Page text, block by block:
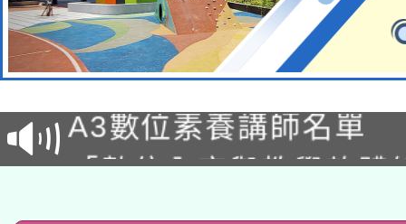
招)
本館辦理115年度閱讀
暨閱讀推動專業研習
科技賦能─人工智慧
礎課程
A3數位素養講師名單
「數位內容與教學軟